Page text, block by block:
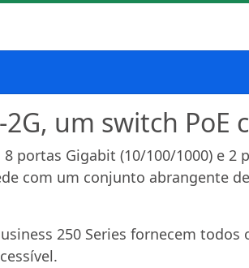
2G, um switch
8 portas Gigabit (10/100/1000) e
com um conjunto abrangente
250 Series fornecem